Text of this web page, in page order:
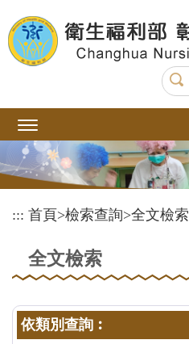
到
主
::: 首頁>檢索查詢>全文檢索
全文檢索
依類別查詢︰